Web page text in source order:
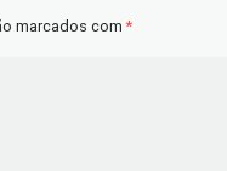
marcados com*